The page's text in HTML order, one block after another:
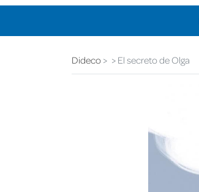
Dideco El secreto de Olga